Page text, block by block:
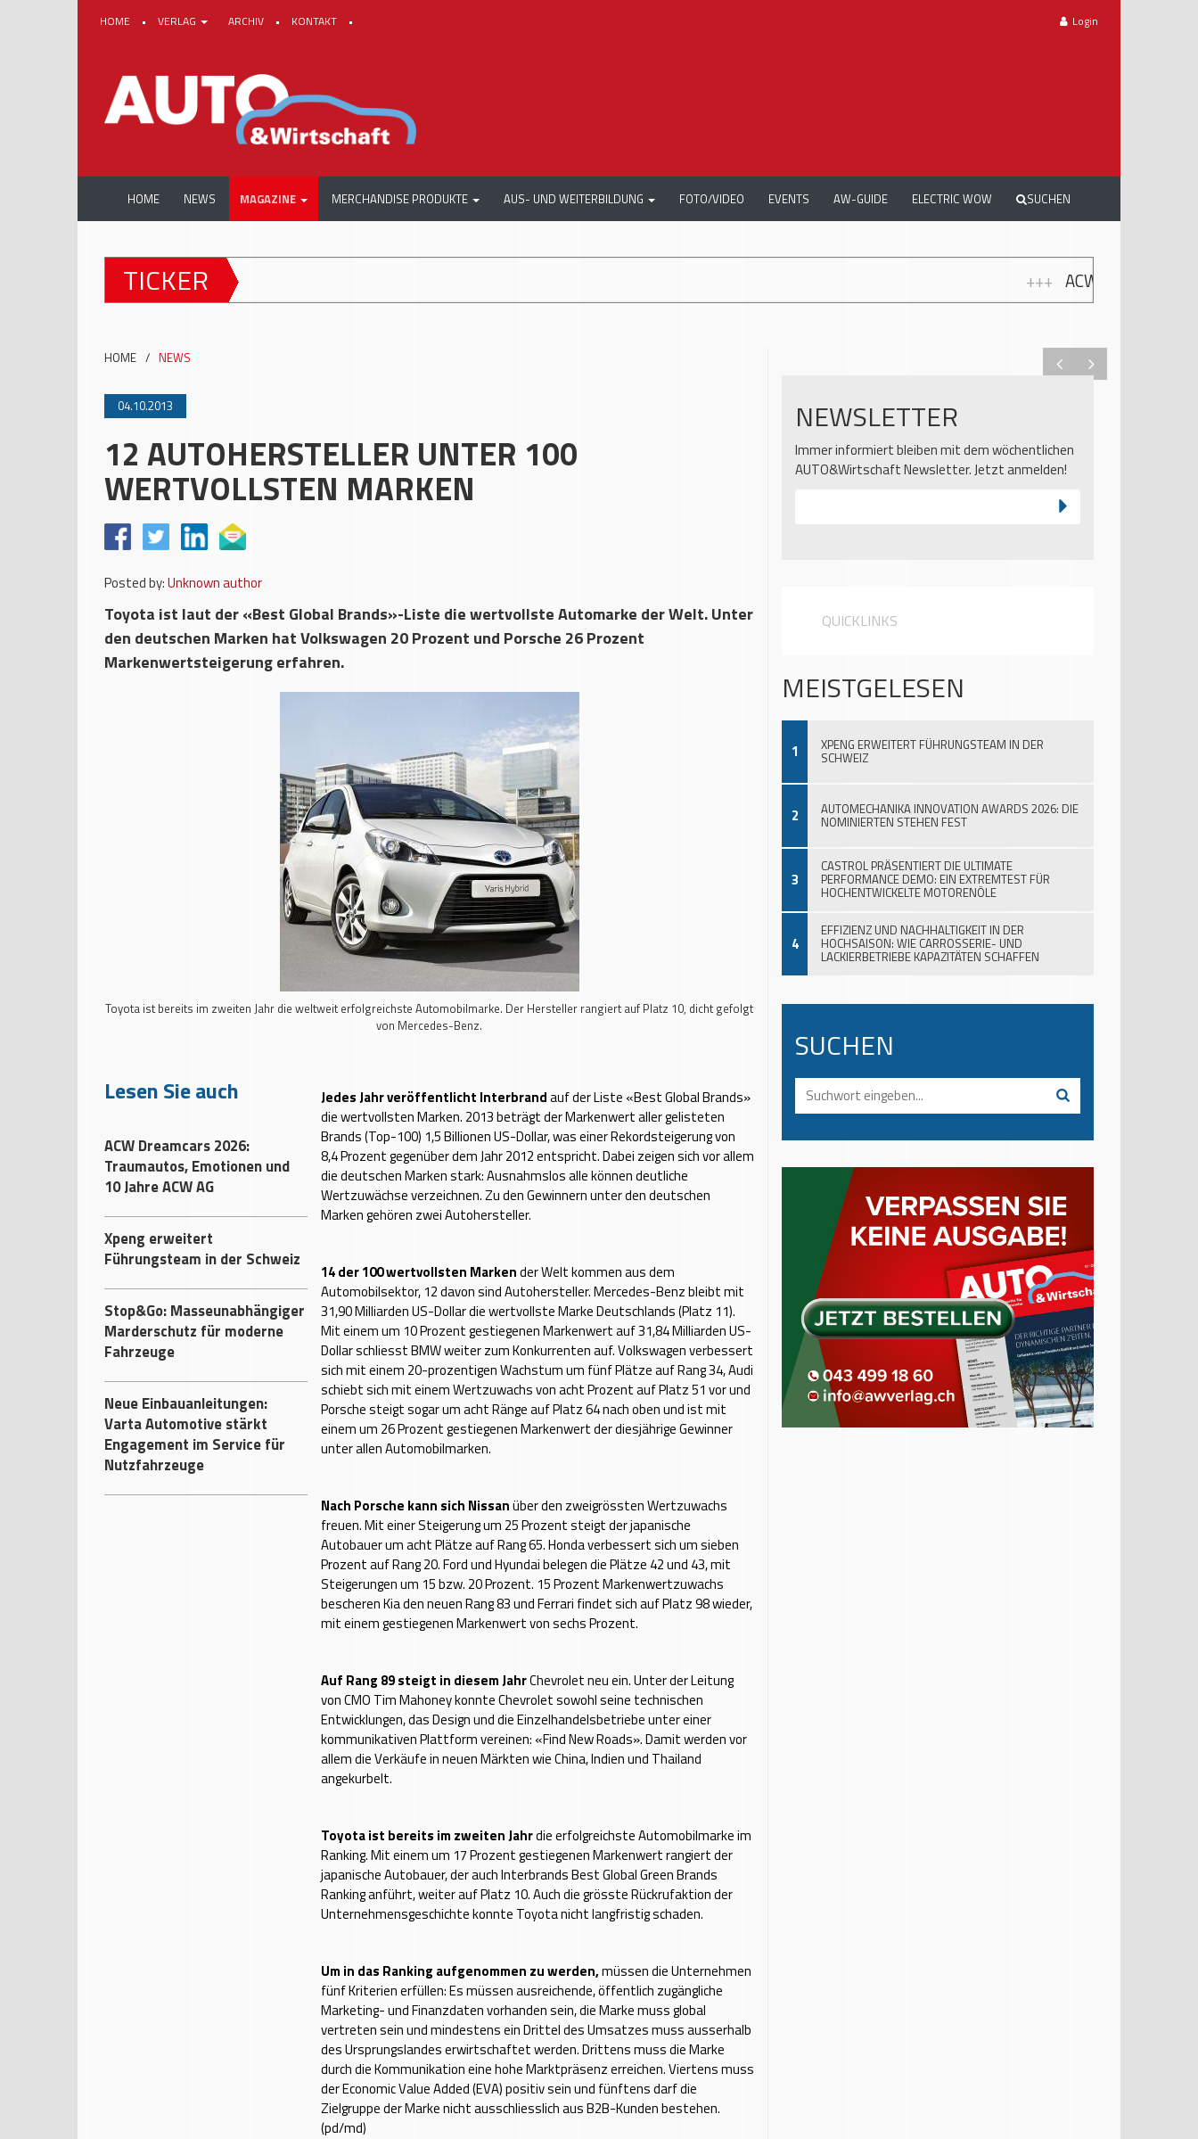
HOME • VERLAG ARCHIV • KONTAKT • Login
HOME NEWS MAGAZINE MERCHANDISE PRODUKTE AUS- UND WEITERBILDUNG FOTO/VIDEO EVENTS AW-GUIDE ELECTRIC WOW SUCHEN
TICKER ACW DREAMCARS 2026:
HOME / NEWS
04.10.2013
12 AUTOHERSTELLER UNTER 100
WERTVOLLSTEN MARKEN
Posted by:Unknown author
Toyota ist laut der «Best Global Brands»-Liste die wertvollste Automarke der Welt. Unter
den deutschen Marken hat Volkswagen 20 Prozent und Porsche 26 Prozent
Markenwertsteigerung erfahren.
Toyota ist bereits im zweiten Jahr die weltweit erfolgreichste Automobilmarke. Der Hersteller rangiert auf Platz 10, dicht gefolgt
von Mercedes-Benz.
Lesen Sie auch
ACW Dreamcars 2026:
Traumautos, Emotionen und
10 Jahre ACW AG
Xpeng erweitert
Führungsteam in der Schweiz
Stop&Go: Masseunabhängiger
Marderschutz für moderne
Fahrzeuge
Neue Einbauanleitungen:
Varta Automotive stärkt
Engagement im Service für
Nutzfahrzeuge
Jedes Jahr veröffentlicht Interbrandauf der Liste «Best Global Brands»
die wertvollsten Marken. 2013 beträgt der Markenwert aller gelisteten
Brands (Top-100) 1,5 Billionen US-Dollar, was einer Rekordsteigerung von
8,4 Prozent gegenüber dem Jahr 2012 entspricht. Dabei zeigen sich vor allem
die deutschen Marken stark: Ausnahmslos alle können deutliche
Wertzuwächse verzeichnen. Zu den Gewinnern unter den deutschen
Marken gehören zwei Autohersteller.
14 der 100 wertvollsten Markender Welt kommen aus dem
Automobilsektor, 12 davon sind Autohersteller. Mercedes-Benz bleibt mit
31,90 Milliarden US-Dollar die wertvollste Marke Deutschlands (Platz 11).
Mit einem um 10 Prozent gestiegenen Markenwert auf 31,84 Milliarden US-
Dollar schliesst BMW weiter zum Konkurrenten auf. Volkswagen verbessert
sich mit einem 20-prozentigen Wachstum um fünf Plätze auf Rang 34, Audi
schiebt sich mit einem Wertzuwachs von acht Prozent auf Platz 51 vor und
Porsche steigt sogar um acht Ränge auf Platz 64 nach oben und ist mit
einem um 26 Prozent gestiegenen Markenwert der diesjährige Gewinner
unter allen Automobilmarken.
Nach Porsche kann sich Nissanüber den zweigrössten Wertzuwachs
freuen. Mit einer Steigerung um 25 Prozent steigt der japanische
Autobauer um acht Plätze auf Rang 65. Honda verbessert sich um sieben
Prozent auf Rang 20. Ford und Hyundai belegen die Plätze 42 und 43, mit
Steigerungen um 15 bzw. 20 Prozent. 15 Prozent Markenwertzuwachs
bescheren Kia den neuen Rang 83 und Ferrari findet sich auf Platz 98 wieder,
mit einem gestiegenen Markenwert von sechs Prozent.
Auf Rang 89 steigt in diesem JahrChevrolet neu ein. Unter der Leitung
von CMO Tim Mahoney konnte Chevrolet sowohl seine technischen
Entwicklungen, das Design und die Einzelhandelsbetriebe unter einer
kommunikativen Plattform vereinen: «Find New Roads». Damit werden vor
allem die Verkäufe in neuen Märkten wie China, Indien und Thailand
angekurbelt.
Toyota ist bereits im zweiten Jahrdie erfolgreichste Automobilmarke im
Ranking. Mit einem um 17 Prozent gestiegenen Markenwert rangiert der
japanische Autobauer, der auch Interbrands Best Global Green Brands
Ranking anführt, weiter auf Platz 10. Auch die grösste Rückrufaktion der
Unternehmensgeschichte konnte Toyota nicht langfristig schaden.
Um in das Ranking aufgenommen zu werden,müssen die Unternehmen
fünf Kriterien erfüllen: Es müssen ausreichende, öffentlich zugängliche
Marketing- und Finanzdaten vorhanden sein, die Marke muss global
vertreten sein und mindestens ein Drittel des Umsatzes muss ausserhalb
des Ursprungslandes erwirtschaftet werden. Drittens muss die Marke
durch die Kommunikation eine hohe Marktpräsenz erreichen. Viertens muss
der Economic Value Added (EVA) positiv sein und fünftens darf die
Zielgruppe der Marke nicht ausschliesslich aus B2B-Kunden bestehen.
(pd/md)
NEWSLETTER
Immer informiert bleiben mit dem wöchentlichen
AUTO&Wirtschaft Newsletter. Jetzt anmelden!
QUICKLINKS
MEISTGELESEN
1 XPENG ERWEITERT FÜHRUNGSTEAM IN DER
SCHWEIZ
2 AUTOMECHANIKA INNOVATION AWARDS 2026: DIE
NOMINIERTEN STEHEN FEST
3
CASTROL PRÄSENTIERT DIE ULTIMATE
PERFORMANCE DEMO: EIN EXTREMTEST FÜR
HOCHENTWICKELTE MOTORENÖLE
4
EFFIZIENZ UND NACHHALTIGKEIT IN DER
HOCHSAISON: WIE CARROSSERIE- UND
LACKIERBETRIEBE KAPAZITÄTEN SCHAFFEN
SUCHEN